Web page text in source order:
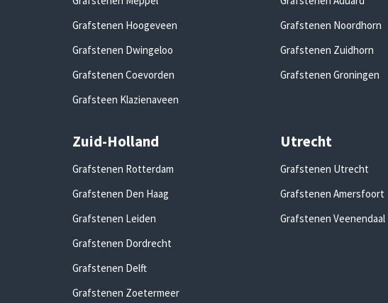
Grafstenen Hoogeveen
Grafstenen Dwingeloo
Grafstenen Coevorden
Grafsteen Klazienaveen
Grafstenen Noordhorn
Grafstenen Zuidhorn
Grafstenen Groningen
Zuid-Holland
Grafstenen Rotterdam
Grafstenen Den Haag
Grafstenen Leiden
Grafstenen Dordrecht
Grafstenen Delft
Grafstenen Zoetermeer
Utrecht
Grafstenen Utrecht
Grafstenen Amersfoort
Grafstenen Veenendaal